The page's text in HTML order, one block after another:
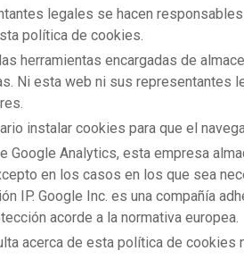
legales se hacen
política de cookies.
herramientas encargadas de
Ni esta web ni sus representantes
instalar cookies para que el
Google Analytics, esta empresa
en los casos en los que sea
IP. Google Inc. es una compañía
acorde a la normativa europea.
acerca de esta política de